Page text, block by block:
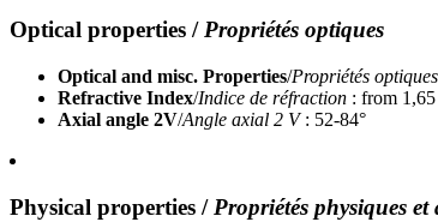
Optical properties /Propriétés optiques
Optical and misc. Properties/Propriétés
Refractive Index/Indice de réfraction : from
Axial angle 2V/Angle axial 2 V: 52-84°
Physical properties / Propriétés physiques et